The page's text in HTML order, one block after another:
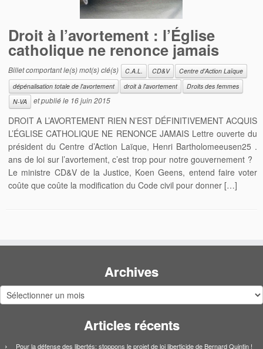
Droit à l’avortement : l’Église
catholique ne renonce jamais
Billet comportant le(s) mot(s) clé(s) C.A.L. CD&V
Centre d'Action Laïque
dépénalisation totale de l'avortement
droit à l'avortement
Droits des femmes
N-VA
et publié le 16 juin 2015
DROIT A L’AVORTEMENT RIEN N’EST DÉFINITIVEMENT ACQUIS
L’ÉGLISE CATHOLIQUE NE RENONCE JAMAIS Lettre ouverte du
président du Centre d’Action Laïque, Henri Bartholomeeusen‏. 25
ans de loi sur l’avortement, c’est trop pour notre gouvernement ?
Le ministre CD&V de la Justice, Koen Geens, entend faire voter
coûte que coûte la modification du Code civil pour donner […]
Archives
Archives
Articles récents
Pour la défense des libertés: stoppons le projet de loi liberticide de Bernard Quintin !